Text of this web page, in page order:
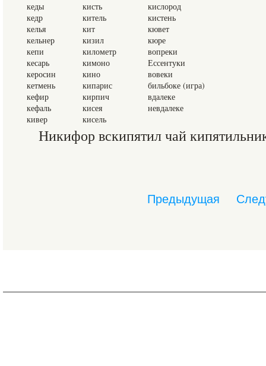
кеды кисть
кислород
кедр
китель
кистень
келья
кит
кювет
кельнер
кизил
кюре
кепи
километр
вопреки
кесарь
кимоно
Ессентуки
керосин
кино
вовеки
кетмень
кипарис
бильбоке (игра)
кефир
кирпич
вдалеке
кефаль
кисея
невдалеке
кивер
кисель
Никифор вскипятил чай
Предыдущая